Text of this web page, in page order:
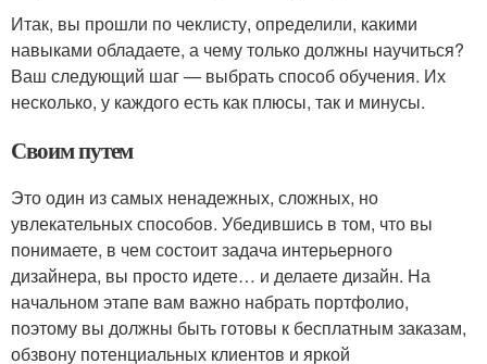
Итак, вы прошли по чеклисту, определили, какими
навыками обладаете, а чему только должны научиться?
Ваш следующий шаг — выбрать способ обучения. Их
несколько, у каждого есть как плюсы, так и минусы.
Своим путем
Это один из самых ненадежных, сложных, но
увлекательных способов. Убедившись в том, что вы
понимаете, в чем состоит задача интерьерного
дизайнера, вы просто идете… и делаете дизайн. На
начальном этапе вам важно набрать портфолио,
поэтому вы должны быть готовы к бесплатным заказам,
обзвону потенциальных клиентов и яркой